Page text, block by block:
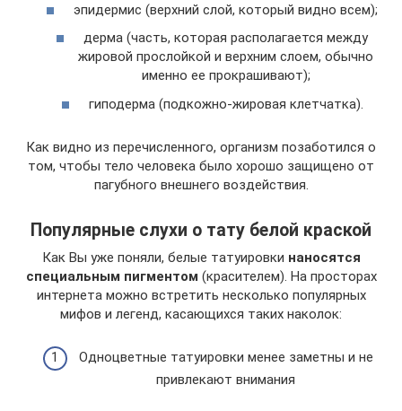
эпидермис (верхний слой, который видно всем);
дерма (часть, которая располагается между
жировой прослойкой и верхним слоем, обычно
именно ее прокрашивают);
гиподерма (подкожно-жировая клетчатка).
Как видно из перечисленного, организм позаботился о
том, чтобы тело человека было хорошо защищено от
пагубного внешнего воздействия.
Популярные слухи о тату белой краской
Как Вы уже поняли, белые татуировки наносятся
специальным пигментом (красителем). На просторах
интернета можно встретить несколько популярных
мифов и легенд, касающихся таких наколок:
Одноцветные татуировки менее заметны и не
привлекают внимания